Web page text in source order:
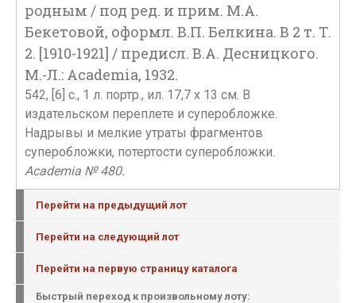
родным / под ред. и прим. М.А.
Бекетовой, оформл. В.П. Белкина. В 2 т. Т.
2. [1910-1921] / предисл. В.А. Десницкого.
М.-Л.: Academia, 1932.
542, [6] с., 1 л. портр., ил. 17,7 х 13 см. В
издательском переплете и суперобложке.
Надрывы и мелкие утраты фрагментов
суперобложки, потертости суперобложки.
Academia № 480.
Перейти на предыдущий лот
Перейти на следующий лот
Перейти на первую страницу каталога
Быстрый переход к произвольному лоту: